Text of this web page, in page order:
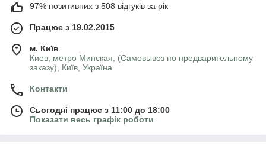
97% позитивних з 508 відгуків за рік
Працює з 19.02.2015
м. Київ
Киев, метро Минская, (Самовывоз по предварительному
заказу), Київ, Україна
Контакти
Сьогодні працює з 11:00 до 18:00
Показати весь графік роботи